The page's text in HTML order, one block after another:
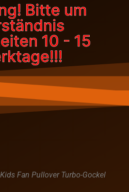
Bitte um
10 - 15
Fan Pullover Turbo-Gockel